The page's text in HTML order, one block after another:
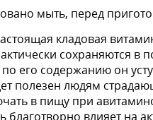
мыть, перед
кладовая
сохраняются
его содержанию он
полезен людям
в пищу при
благотворно влияет на